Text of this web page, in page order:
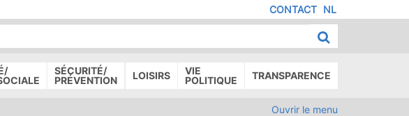
NL
MENU
DE
PAGE
CONTACT
SÉCURITÉ/
PRÉVENTION
LOISIRS
VIE
POLITIQUE
TRANSPARENCE
Ouvrir le menu